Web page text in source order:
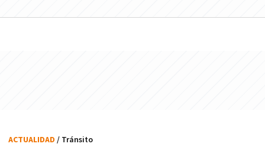
ACTUALIDAD / Tránsito